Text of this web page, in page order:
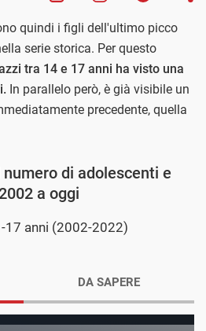
quindi i figli dell'ultimo picco
serie storica. Per questo
tra 14 e 17 anni ha visto una
In parallelo però, è già visibile un
precedente, quella
di adolescenti e
a oggi
17 anni (2002-2022)
DA SAPERE